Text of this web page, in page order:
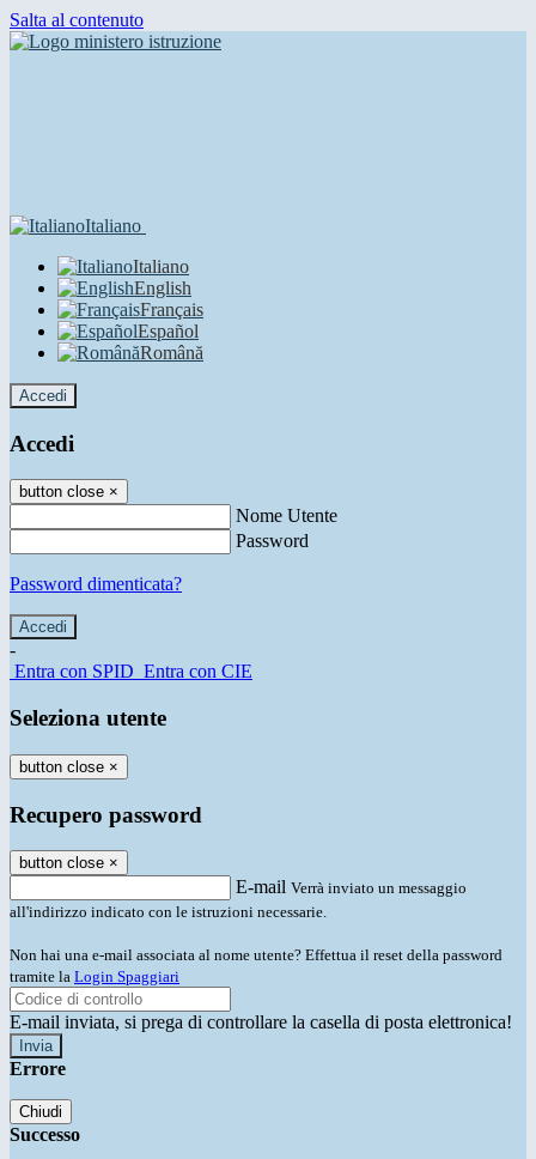
Salta al contenuto
Italiano
Italiano
English
Français
Español
Română
Accedi
Accedi
button close ×
Nome Utente
Password
Password dimenticata?
-
Entra con SPID Entra con CIE
Seleziona utente
button close ×
Recupero password
button close ×
E-mail Verrà inviato un messaggio
all'indirizzo indicato con le istruzioni necessarie.
Non hai una e-mail associata al nome utente? Effettua il reset della password
tramite la Login Spaggiari
E-mail inviata, si prega di controllare la casella di posta elettronica!
Errore
Chiudi
Successo